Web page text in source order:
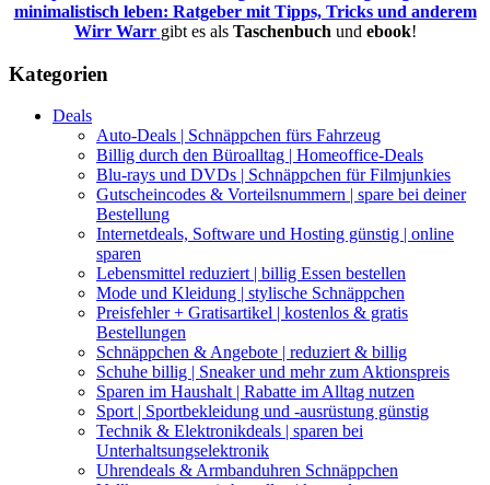
minimalistisch leben: Ratgeber mit Tipps, Tricks und anderem
Wirr Warr gibt es als Taschenbuch und ebook!
Kategorien
Deals
Auto-Deals | Schnäppchen fürs Fahrzeug
Billig durch den Büroalltag | Homeoffice-Deals
Blu-rays und DVDs | Schnäppchen für Filmjunkies
Gutscheincodes & Vorteilsnummern | spare bei deiner
Bestellung
Internetdeals, Software und Hosting günstig | online
sparen
Lebensmittel reduziert | billig Essen bestellen
Mode und Kleidung | stylische Schnäppchen
Preisfehler + Gratisartikel | kostenlos & gratis
Bestellungen
Schnäppchen & Angebote | reduziert & billig
Schuhe billig | Sneaker und mehr zum Aktionspreis
Sparen im Haushalt | Rabatte im Alltag nutzen
Sport | Sportbekleidung und -ausrüstung günstig
Technik & Elektronikdeals | sparen bei
Unterhaltsungselektronik
Uhrendeals & Armbanduhren Schnäppchen